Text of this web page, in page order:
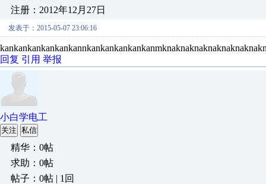
注册：2012年12月27日
发表于：2015-05-07 23:06:16
回复 引用 举报
小白学电工
关注 私信
精华：0帖
求助：0帖
帖子：0帖 | 1回